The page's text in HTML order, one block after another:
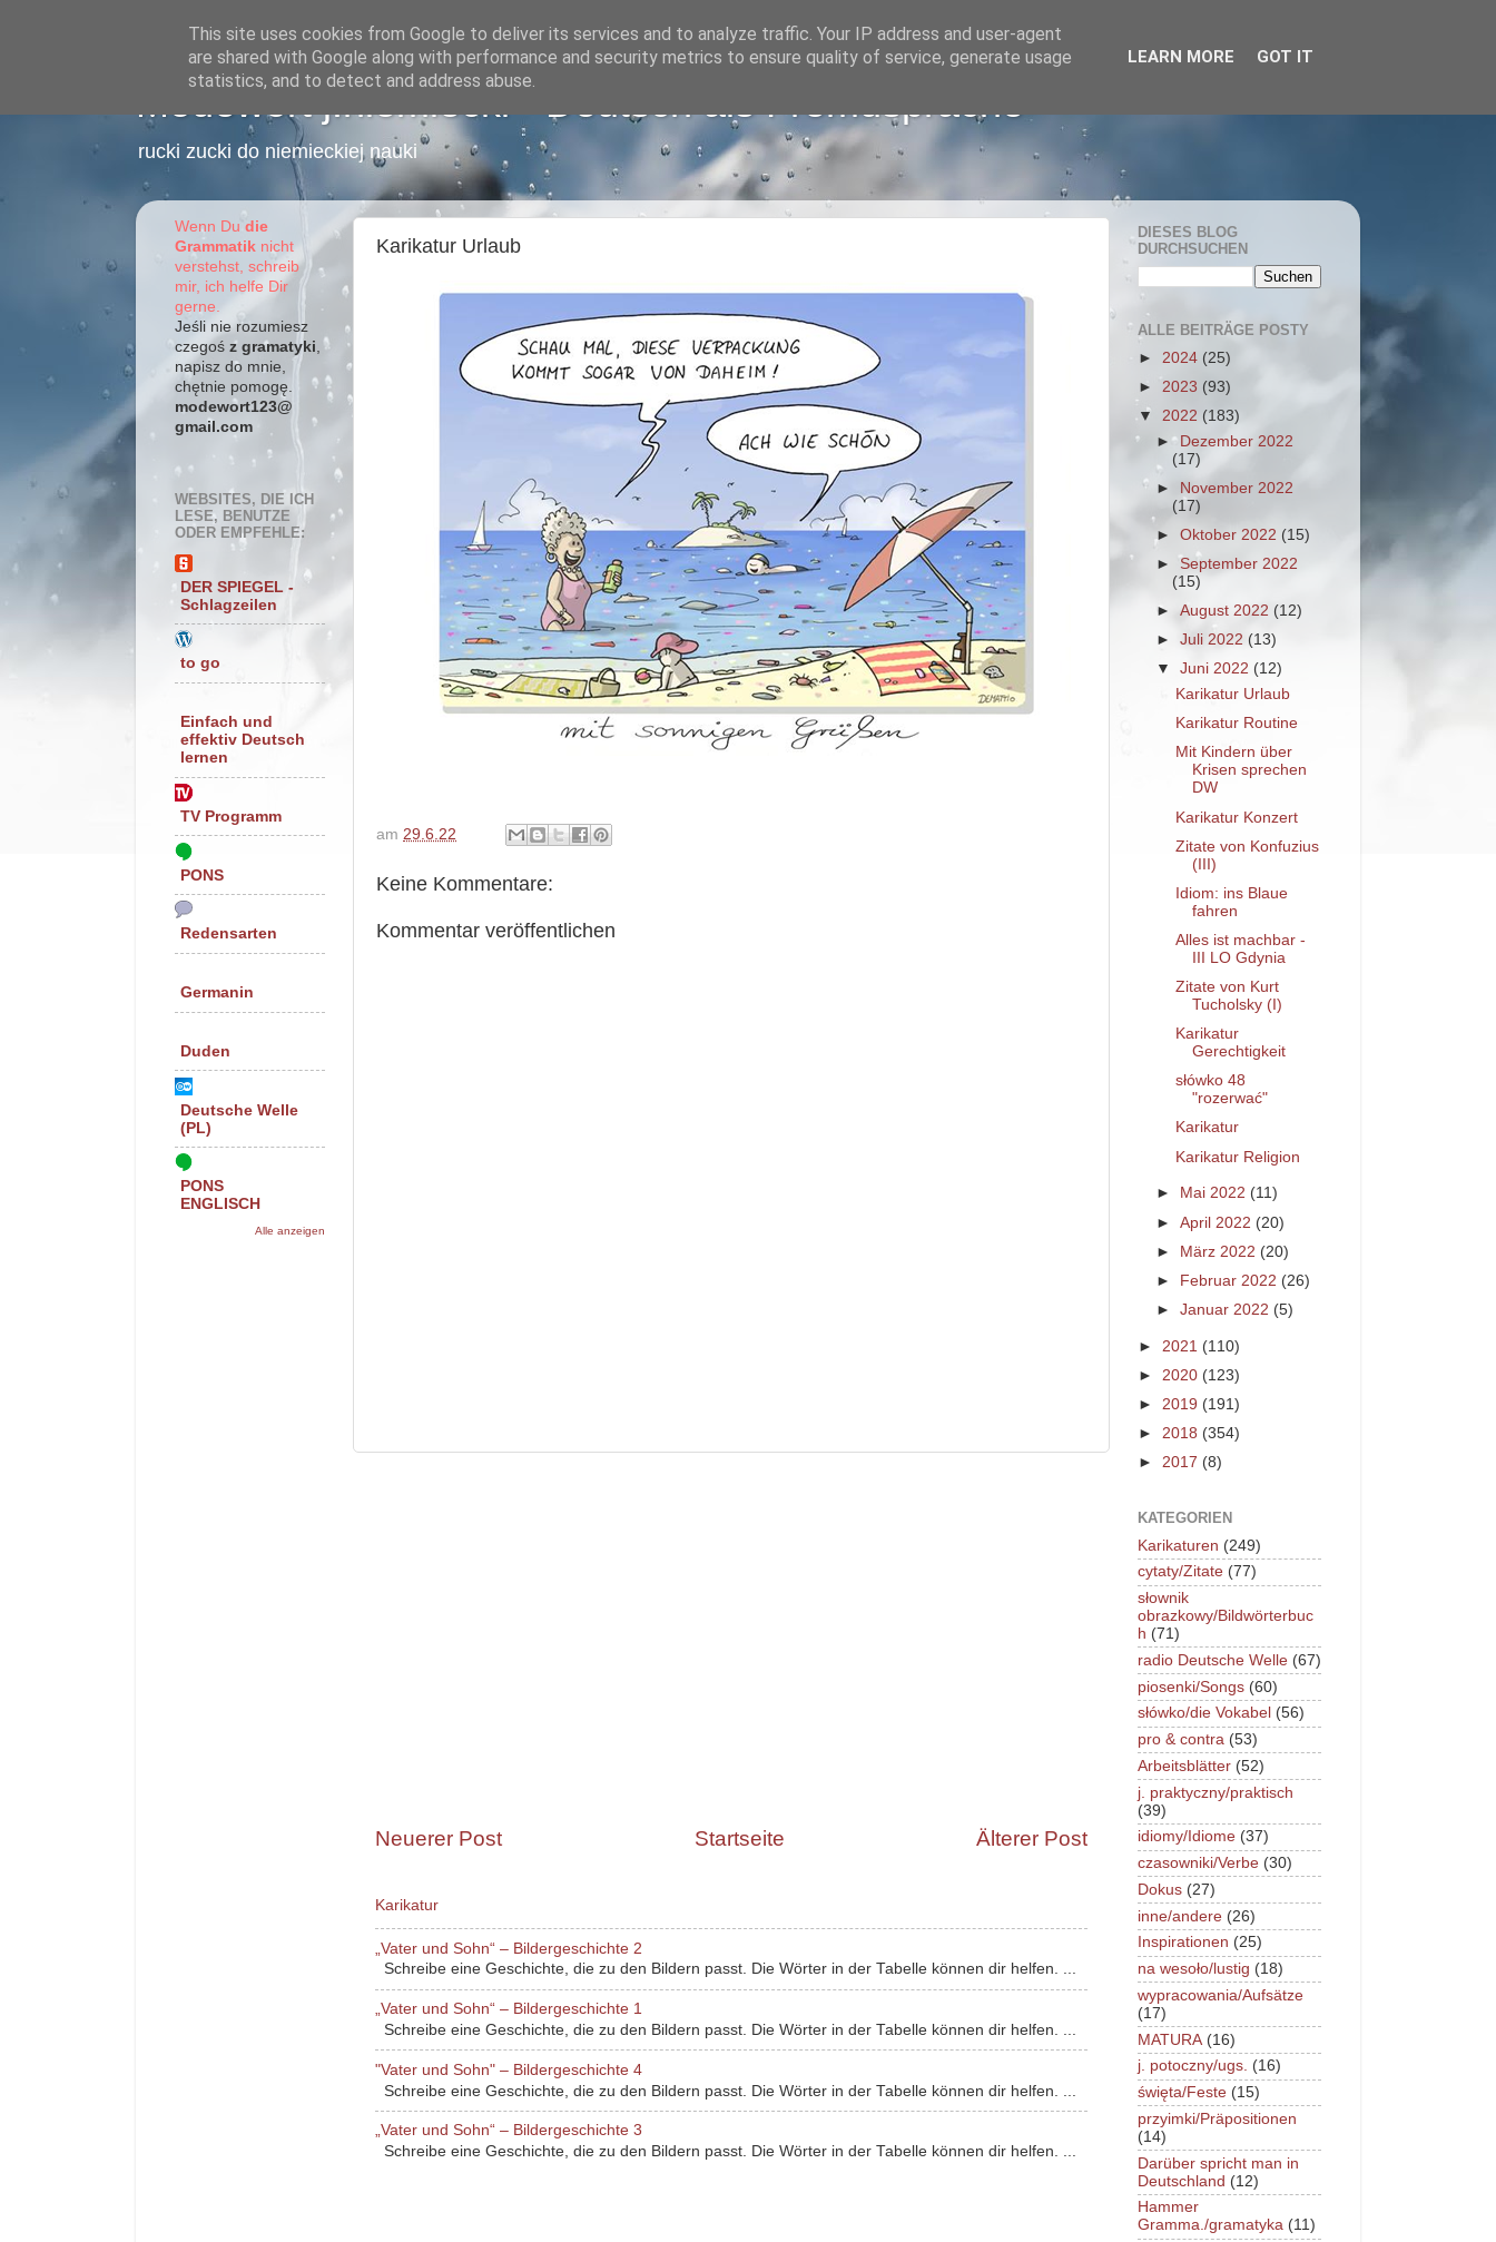
Modewort j.niemiecki - Deutsch als Fremdsprache
rucki zucki do niemieckiej nauki
Karikatur Urlaub
am 29.6.22
Keine Kommentare:
Kommentar veröffentlichen
Neuerer Post Älterer Post
Startseite
Karikatur
„Vater und Sohn“ – Bildergeschichte 2
Schreibe eine Geschichte, die zu den Bildern passt. Die Wörter in der Tabelle können dir helfen. ...
„Vater und Sohn“ – Bildergeschichte 1
Schreibe eine Geschichte, die zu den Bildern passt. Die Wörter in der Tabelle können dir helfen. ...
"Vater und Sohn" – Bildergeschichte 4
Schreibe eine Geschichte, die zu den Bildern passt. Die Wörter in der Tabelle können dir helfen. ...
„Vater und Sohn“ – Bildergeschichte 3
Schreibe eine Geschichte, die zu den Bildern passt. Die Wörter in der Tabelle können dir helfen. ...
Wenn Dudie
Grammatik nicht
verstehst, schreib
mir, ich helfe Dir
gerne.
Jeśli nie rozumiesz
czegoś z gramatyki
napisz do mnie,
chętnie pomogę.
modewort123@
gmail.com
WEBSITES, DIE ICH
LESE, BENUTZE
ODER EMPFEHLE:
DER SPIEGEL -
Schlagzeilen
to go
Einfach und
effektiv Deutsch
lernen
TV Programm
PONS
Redensarten
Germanin
Duden
Deutsche Welle
(PL)
PONS
ENGLISCH
Alle anzeigen
DIESES BLOG
DURCHSUCHEN
ALLE BEITRÄGE POSTY
► 2024 (25)
► 2023 (93)
▼ 2022 (183)
► Dezember 2022
(17)
►
November 2022
(17)
►Oktober 2022 (15)
►September 2022
(15)
►August 2022 (12)
►Juli 2022 (13)
▼Juni 2022 (12)
Karikatur Urlaub
Karikatur Routine
Mit Kindern über
Krisen sprechen
DW
Karikatur Konzert
Zitate von Konfuzius
(III)
Idiom: ins Blaue
fahren
Alles ist machbar -
III LO Gdynia
Zitate von Kurt
Tucholsky (I)
Karikatur
Gerechtigkeit
słówko 48
"rozerwać"
Karikatur
Karikatur Religion
► Mai 2022 (11)
►April 2022 (20)
► März 2022 (20)
►
Februar 2022 (26)
►Januar 2022 (5)
► 2021 (110)
► 2020 (123)
► 2019 (191)
► 2018 (354)
► 2017 (8)
KATEGORIEN
Karikaturen (249)
cytaty/Zitate (77)
słownik
obrazkowy/Bildwörterbuc
h (71)
radio Deutsche Welle (67)
piosenki/Songs (60)
słówko/die Vokabel (56)
pro & contra (53)
Arbeitsblätter (52)
j. praktyczny/praktisch
(39)
idiomy/Idiome (37)
czasowniki/Verbe (30)
Dokus (27)
inne/andere (26)
Inspirationen (25)
na wesoło/lustig (18)
wypracowania/Aufsätze
(17)
MATURA (16)
j. potoczny/ugs. (16)
święta/Feste (15)
przyimki/Präpositionen
(14)
Darüber spricht man in
Deutschland (12)
Hammer
Gramma./gramatyka (11)
This site uses cookies from Google to deliver its services and to analyze traffic. Your IP address and user-agent
are shared with Google along with performance and security metrics to ensure quality of service, generate usage
statistics, and to detect and address abuse.
LEARN MORE GOT IT